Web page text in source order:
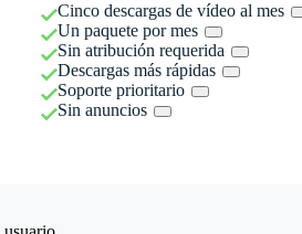
Cinco descargas de vídeo al mes
Un paquete por mes
Sin atribución requerida
Descargas más rápidas
Soporte prioritario
Sin anuncios